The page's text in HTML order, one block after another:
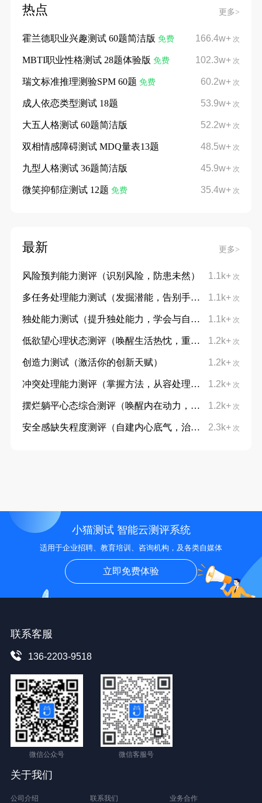
热点 更多>
166.4w+ 次
霍兰德职业兴趣测试 60题简洁版 免费
102.3w+ 次
MBTI职业性格测试 28题体验版 免费
60.2w+ 次
瑞文标准推理测验SPM 60题 免费
53.9w+ 次
成人依恋类型测试 18题
52.2w+ 次
大五人格测试 60题简洁版
48.5w+ 次
双相情感障碍测试 MDQ量表13题
45.9w+ 次
九型人格测试 36题简洁版
35.4w+ 次
微笑抑郁症测试 12题 免费
最新 更多>
1.1k+ 次
风险预判能力测评（识别风险，防患未然）
1.1k+ 次
多任务处理能力测试（发掘潜能，告别手忙脚乱）
1.1k+ 次
独处能力测试（提升独处能力，学会与自己对话）
1.2k+ 次
低欲望心理状态测评（唤醒生活热忱，重拾向上力量）
1.2k+ 次
创造力测试（激活你的创新天赋）
1.2k+ 次
冲突处理能力测评（掌握方法，从容处理分歧）
1.2k+ 次
摆烂躺平心态综合测评（唤醒内在动力，摆脱躺平摆烂心态）
2.3k+ 次
安全感缺失程度测评（自建内心底气，治愈不安与敏感）
小猫测试 智能云测评系统
适用于企业招聘、教育培训、咨询机构，及各类自媒体
立即免费体验
联系客服
136-2203-9518
微信公众号 微信客服号
关于我们
公司介绍 联系我们 业务合作